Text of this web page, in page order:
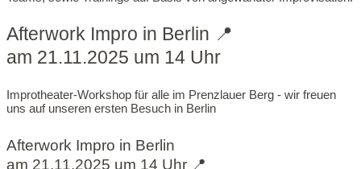
Afterwork Impro in Berlin 📍
am 21.11.2025 um 14 Uhr
Improtheater-Workshop für alle im Prenzlauer Berg - wir freuen
uns auf unseren ersten Besuch in Berlin
Afterwork Impro in Berlin
am 21.11.2025 um 14 Uhr 📍